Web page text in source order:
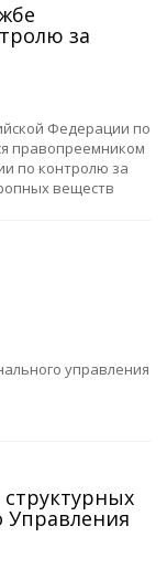
за
Федерации по
правопреемником
по контролю за
веществ
управления
Управления